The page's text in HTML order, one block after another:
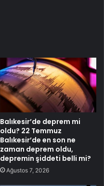
Balıkesir’de deprem mi
oldu? 22 Temmuz
Balıkesir’de en son ne
zaman deprem oldu,
depremin şiddeti belli mi?
Ağustos 7, 2026